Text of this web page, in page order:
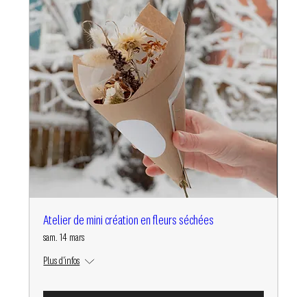
Atelier de mini création en fleurs séchées
sam. 14 mars
Plus d'infos